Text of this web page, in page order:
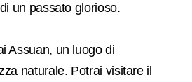
un passato glorioso.
Assuan, un luogo di
naturale. Potrai visitare il